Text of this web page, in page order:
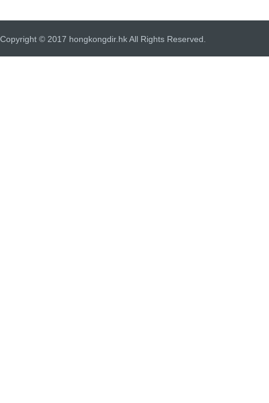
Copyright © 2017 hongkongdir.hk All Rights Reserved.